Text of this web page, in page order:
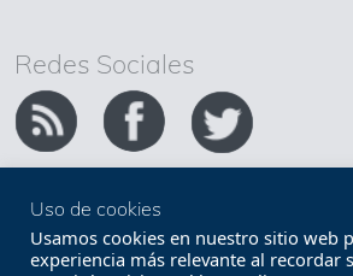
Redes Sociales
Copyright FEMP
Uso de cookies
Usamos cookies en nuestro sitio web
experiencia más relevante al recordar